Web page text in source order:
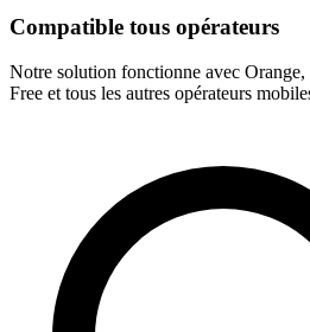
Compatible tous opérateurs
Notre solution fonctionne avec
Free et tous les autres opérateurs